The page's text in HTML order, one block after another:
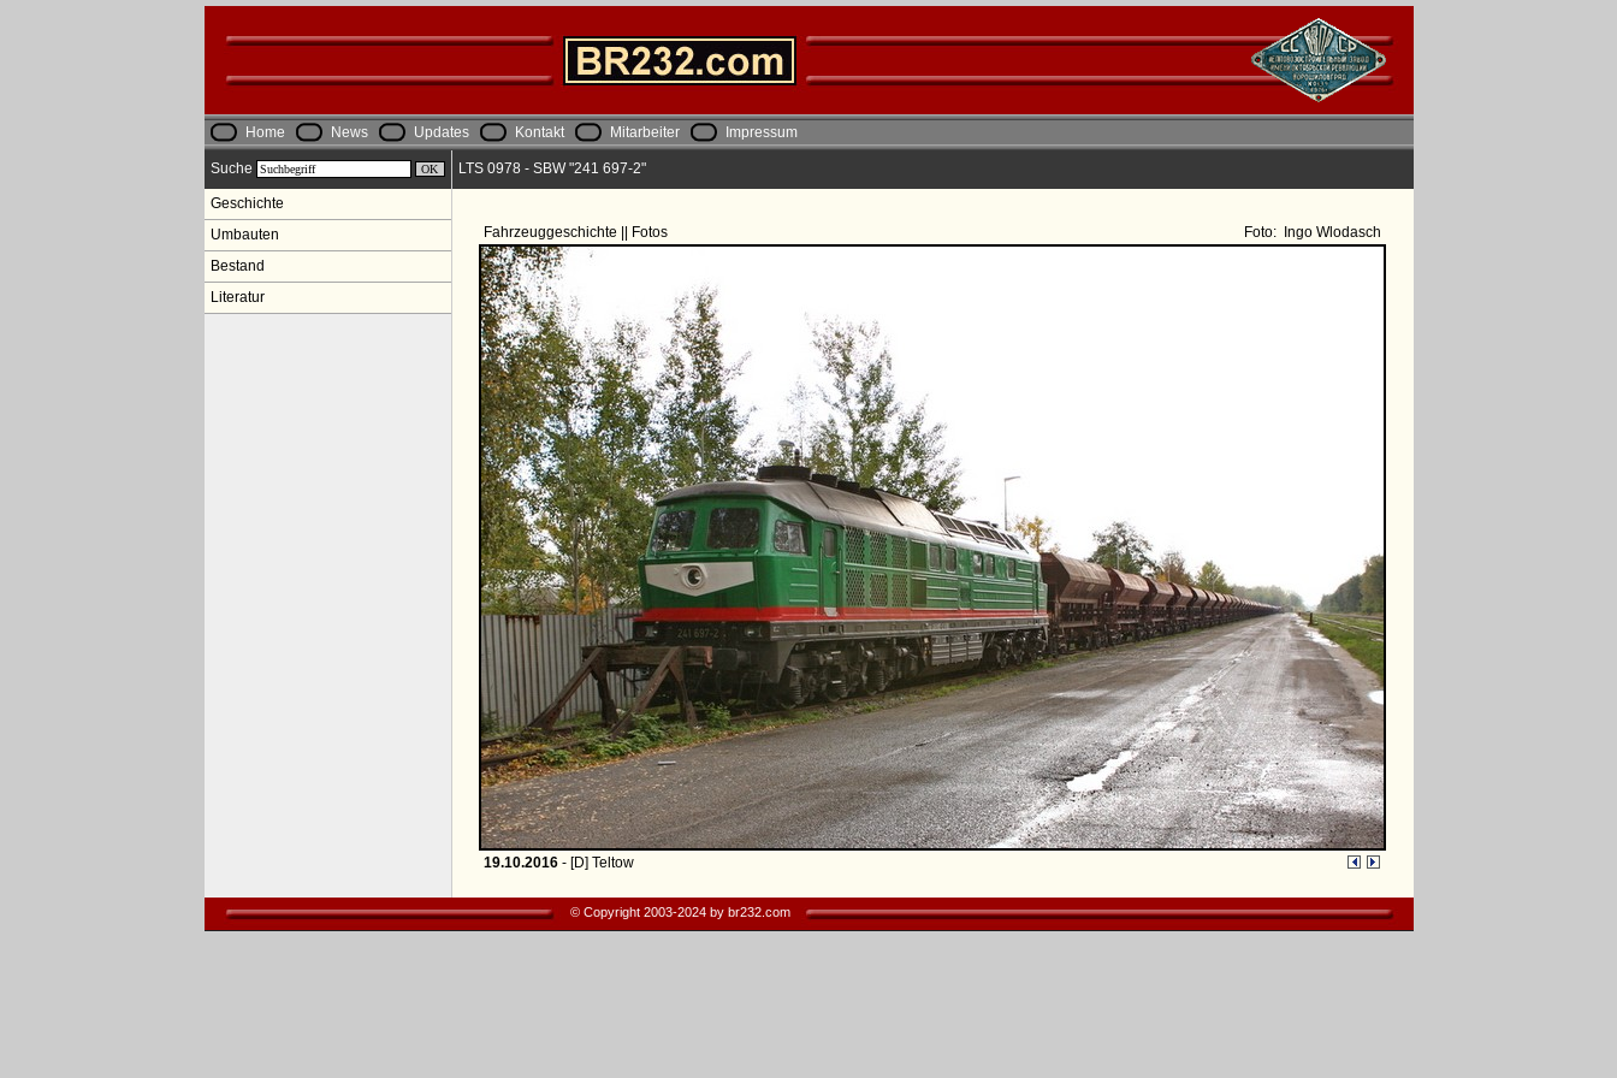
Home News Updates Kontakt Mitarbeiter Impressum
Suche
Geschichte
Umbauten
Bestand
Literatur
LTS 0978 - SBW "241 697-2"
Fahrzeuggeschichte || Fotos Foto: Ingo Wlodasch
19.10.2016 - [D] Teltow
© Copyright 2003-2024 by br232.com